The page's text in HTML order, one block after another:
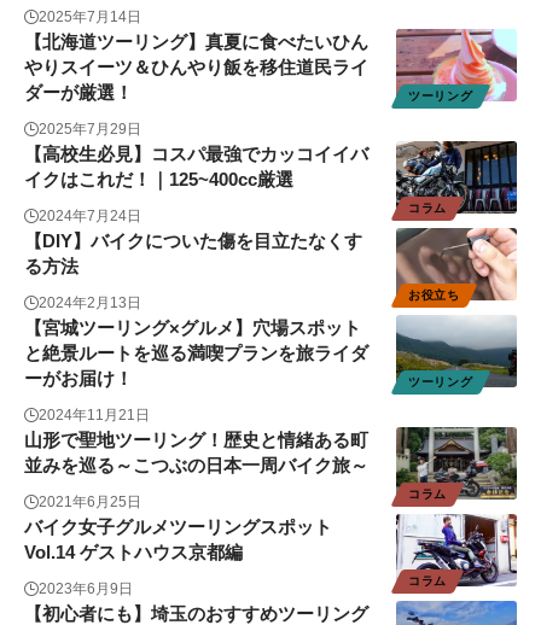
2025年7月14日
ツーリング
【北海道ツーリング】真夏に食べたいひん
やりスイーツ＆ひんやり飯を移住道民ライ
ダーが厳選！
2025年7月29日
コラム
【高校生必見】コスパ最強でカッコイイバ
イクはこれだ！｜125~400cc厳選
2024年7月24日
お役立ち
【DIY】バイクについた傷を目立たなくす
る方法
2024年2月13日
ツーリング
【宮城ツーリング×グルメ】穴場スポット
と絶景ルートを巡る満喫プランを旅ライダ
ーがお届け！
2024年11月21日
コラム
山形で聖地ツーリング！歴史と情緒ある町
並みを巡る～こつぶの日本一周バイク旅～
2021年6月25日
コラム
バイク女子グルメツーリングスポット
Vol.14 ゲストハウス京都編
2023年6月9日
【初心者にも】埼玉のおすすめツーリング